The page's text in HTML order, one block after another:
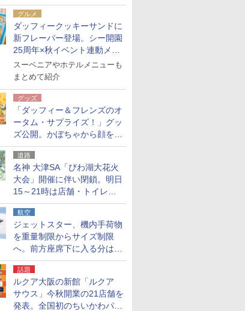
グルメ
ダッフィークッキーサンドに
新フレーバー登場。シー開園
25周年×秋イベント連動メニ
ュー
スーベニアやホテルメニューも
まとめて紹介
グッズ
「ダッフィー＆フレンズのオ
ータム・サプライズ！」グッ
ズ公開。かぼちゃから顔をの
ぞかせたぬいぐるみチャーム
ほか
道路
名神 大津SA「びわ湖大花火
大会」開催に伴い閉鎖。明日
15～21時は店舗・トイレ・
駐車場の利用不可
航空
ジェットスター、機内手荷物
を重量制限からサイズ制限
へ。前方座席下に入る分はす
べての運賃で無料に
話題
ルクア大阪の新館「ルクア
サウス」今秋開業の21店舗を
発表。全国初のちいかわパー